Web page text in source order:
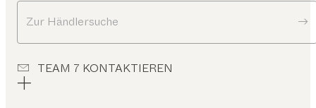
Zur Händlersuche
TEAM 7 KONTAKTIEREN